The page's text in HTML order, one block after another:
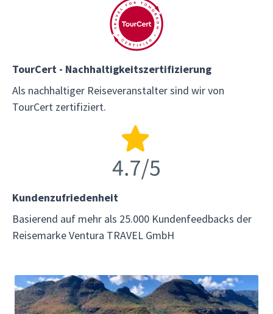
TourCert - Nachhaltigkeitszertifizierung
Als nachhaltiger Reiseveranstalter sind wir von
TourCert zertifiziert.
Kundenzufriedenheit
Basierend auf mehr als 25.000 Kundenfeedbacks der
Reisemarke Ventura TRAVEL GmbH